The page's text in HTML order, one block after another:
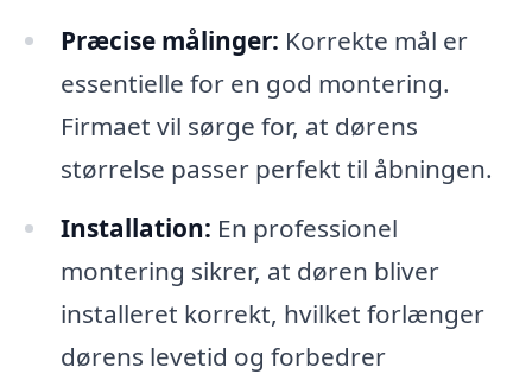
Præcise målinger: Korrekte mål er
essentielle for en god montering.
Firmaet vil sørge for, at dørens
størrelse passer perfekt til åbningen.
Installation: En professionel
montering sikrer, at døren bliver
installeret korrekt, hvilket forlænger
dørens levetid og forbedrer